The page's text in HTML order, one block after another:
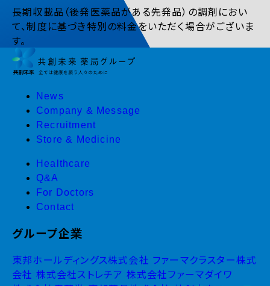
長期収載品（後発医薬品がある先発品）の調剤におい
て、制度に基づき特別の料金をいただく場合がございま
す。
News
Company & Message
Recruitment
Store & Medicine
Healthcare
Q&A
For Doctors
Contact
グループ企業
東邦ホールディングス株式会社 ファーマクラスター株式
会社 株式会社ストレチア 株式会社ファーマダイワ